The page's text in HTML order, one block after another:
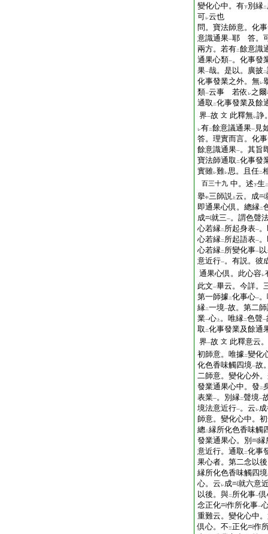
變化心中。有下別縁二
可レ云也
問。寶法師意。化
意識通果一耶 答。
兩方。若有二餘意識
通果心類一。化事發
果一哉。是以。廣披 二
化事發業之外。無レ
類一云事 若依 レ之
通取 二化事發業及餘
界一故 文 此釋無レ諍
レ有二餘意議通果一 見
答。理實而言。化
餘意識通果一。其旨
寶法師通取 二化事發
實雖レ難レ思。且任二
百三十九 中。述下生 二
擧中三師説 上云。成
即通果心倶。總縁二
成
就三一。謂色聲
心若縁二 所起身表一
心若縁二 所起語表一
心若縁二 所變化事一 以
意近行一。有説。彼
通果心倶。此心容レ
此文一畢云。今詳。
第一師據二化事心一
縁二一境一故。第二
業一心 上 。唯縁二色聲一
取 二化事發業及餘通
界一故 文 此釋意云
初師意。唯據二變化
化色香味觸四境一故
二師意。變化心外
發業通果心中。發 二
表業一。別縁二聲境一
境法意近行一。云 レ成
師意。變化心中。
總二縁所化色香味觸
發業通果心。別
縁
意近行。通取 二化事
果心者。第二念以
縁所化色香味觸四境
心。云 レ成
就六意
以後。與二 所化事一
念正化
作所化事一
重難云。變化心中
倶心。不三正化
作